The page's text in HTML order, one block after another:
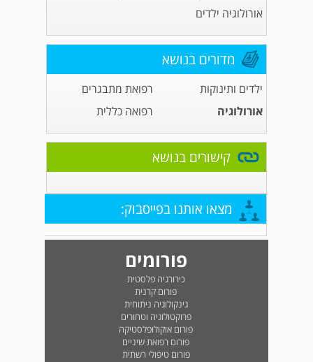
אורולוגיה ילדים
מדורים בנושא
ילדים ותינוקות
רפואת מתבגרים
אורולוגיה
רפואה כללית
קישורים בנושא
מצאו אותנו בפייסבוק:
פורומים
כירורגיה פלסטית
פורום קרנית
גינקולוגיה ניתוחית
פרוקטולוגיה וטחורים
פורום אוקולופלסטיקה
פורום רפואת שיניים
פורום טיפולי רשתית